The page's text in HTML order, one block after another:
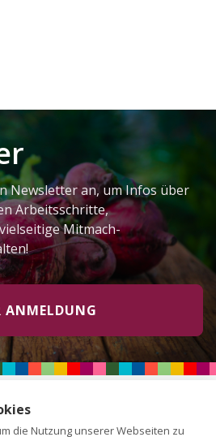
Newsletter an, um Infos über
Arbeitsschritte,
Mitmach-
ANMELDUNG
die Nutzung unserer Webseiten zu